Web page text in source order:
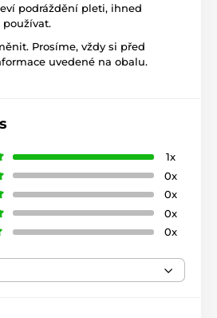
podráždění pleti, ihned
používat.
Prosíme, vždy si před
uvedené na obalu.
1x
0x
0x
0x
0x